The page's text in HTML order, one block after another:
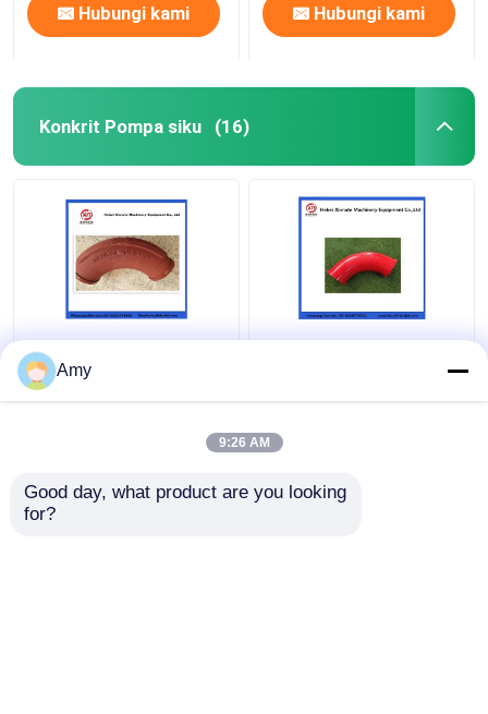
Hubungi kami Hubungi kami
Konkrit Pompa siku (16)
Amy
9:26 AM
Good day, what product are you looking
for?